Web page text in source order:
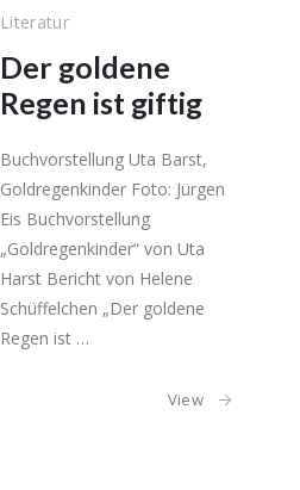
Literatur
Der goldene
Regen ist giftig
Buchvorstellung Uta Barst,
Goldregenkinder Foto: Jürgen
Eis Buchvorstellung
„Goldregenkinder“ von Uta
Harst Bericht von Helene
Schüffelchen „Der goldene
Regen ist …
View